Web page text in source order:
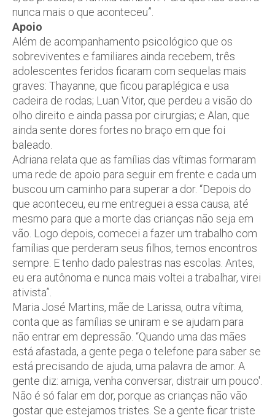
nunca mais o que aconteceu”.
Apoio
Além de acompanhamento psicológico que os
sobreviventes e familiares ainda recebem, três
adolescentes feridos ficaram com sequelas mais
graves: Thayanne, que ficou paraplégica e usa
cadeira de rodas; Luan Vitor, que perdeu a visão do
olho direito e ainda passa por cirurgias; e Alan, que
ainda sente dores fortes no braço em que foi
baleado.
Adriana relata que as famílias das vítimas formaram
uma rede de apoio para seguir em frente e cada um
buscou um caminho para superar a dor. “Depois do
que aconteceu, eu me entreguei a essa causa, até
mesmo para que a morte das crianças não seja em
vão. Logo depois, comecei a fazer um trabalho com
famílias que perderam seus filhos, temos encontros
sempre. E tenho dado palestras nas escolas. Antes,
eu era autônoma e nunca mais voltei a trabalhar, virei
ativista”.
Maria José Martins, mãe de Larissa, outra vítima,
conta que as famílias se uniram e se ajudam para
não entrar em depressão. “Quando uma das mães
está afastada, a gente pega o telefone para saber se
está precisando de ajuda, uma palavra de amor. A
gente diz: amiga, venha conversar, distrair um pouco'.
Não é só falar em dor, porque as crianças não vão
gostar que estejamos tristes. Se a gente ficar triste